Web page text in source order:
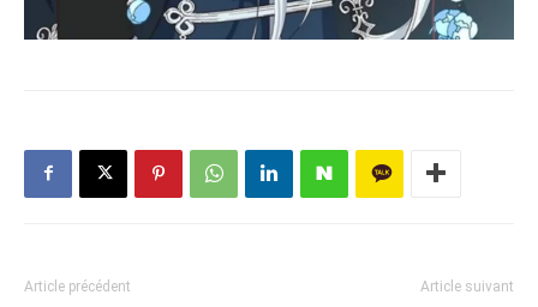
Article précédent Article suivant